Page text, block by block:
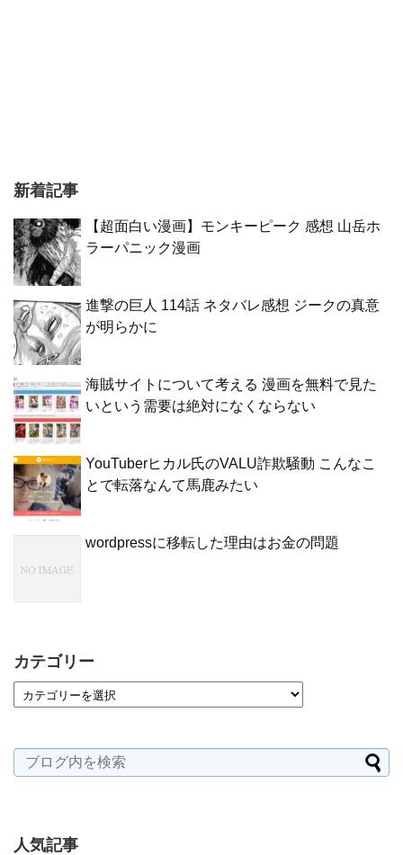
新着記事
【超面白い漫画】モンキーピーク 感想 山岳ホ
ラーパニック漫画
進撃の巨人 114話 ネタバレ感想 ジークの真意
が明らかに
海賊サイトについて考える 漫画を無料で見た
いという需要は絶対になくならない
YouTuberヒカル氏のVALU詐欺騒動 こんなこ
とで転落なんて馬鹿みたい
wordpressに移転した理由はお金の問題
カテゴリー
人気記事